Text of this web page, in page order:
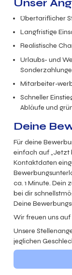
Unser
Übertariflicher
Langfristige
Realistische
Urlaubs- und
Mitarbeiter-
Schneller
Abläufe und
Deine
Für deine
einfach auf „Jetzt
Kontaktdaten
ca. 1 Minute. Dein
bei dir
Deine
Wir freuen uns
Unsere
jeglichen